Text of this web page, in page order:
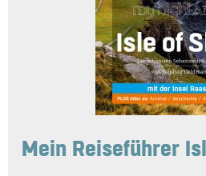
Mein Reiseführer